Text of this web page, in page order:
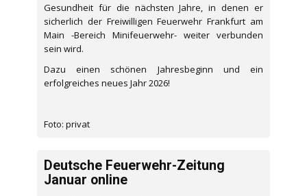
Gesundheit für die nächsten Jahre, in denen er
sicherlich der Freiwilligen Feuerwehr Frankfurt am
Main -Bereich Minifeuerwehr- weiter verbunden
sein wird.
Dazu einen schönen Jahresbeginn und ein
erfolgreiches neues Jahr 2026!
Foto: privat
Deutsche Feuerwehr-Zeitung
Januar online